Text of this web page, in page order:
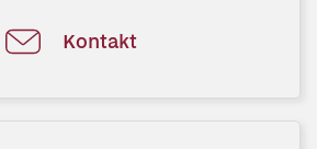
Kontakt